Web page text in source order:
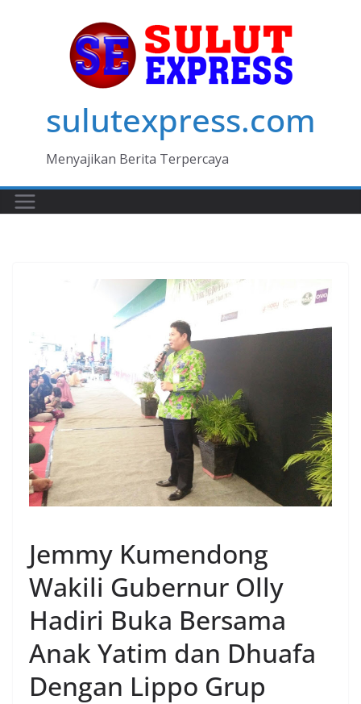
sulutexpress.com
Menyajikan Berita Terpercaya
Jemmy Kumendong
Wakili Gubernur Olly
Hadiri Buka Bersama
Anak Yatim dan Dhuafa
Dengan Lippo Grup